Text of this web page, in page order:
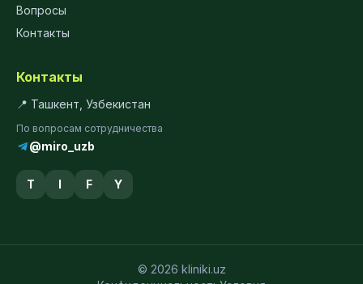
Вопросы
Контакты
Контакты
📍 Ташкент, Узбекистан
По вопросам сотрудничества
@miro_uzb
T I F Y
© 2026 kliniki.uz